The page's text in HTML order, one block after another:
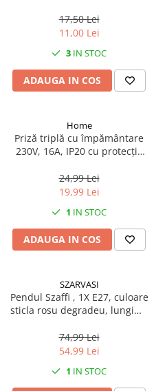
17,50 Lei
11,00 Lei
3 IN STOC
ADAUGA IN COS
Home
Priză triplă cu împământare
230V, 16A, IP20 cu protecție
24,99 Lei
19,99 Lei
1 IN STOC
ADAUGA IN COS
SZARVASI
Pendul Szaffi , 1X E27, culoare
sticla rosu degradeu, lungime
74,99 Lei
54,99 Lei
1 IN STOC